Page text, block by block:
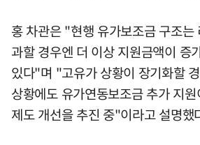
홍 차관은 "현행 유가보조금 구조
과할 경우엔 더 이상 지원금액이 증
있다"며 "고유가 상황이 장기화할
상황에도 유가연동보조금 추가 지
제도 개선을 추진 중"이라고 설명했